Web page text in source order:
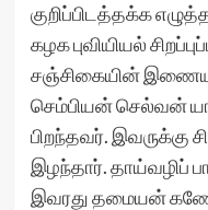
குறிப்பிடத்தக்க
கழக புவியியல்
சஞ்சிகையின்
செம்பியன் செல்வன்
பிறந்தவர். இவருக்கு
இழந்தார். தாய்வழிப்
இவரது தமையன்